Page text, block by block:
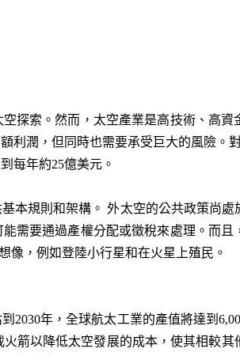
探索。然而，太空產業是高技術、高資
利潤，但同時也需要承受巨大的風險。
每年約25億美元。
本規則和架構。 外太空的公共政策尚
需要通過產權分配或徵稅來處理。而
像，例如登陸小行星和在火星上殖民。
2030年，全球航太工業的產值將達到
箭以降低太空發展的成本，使其相較